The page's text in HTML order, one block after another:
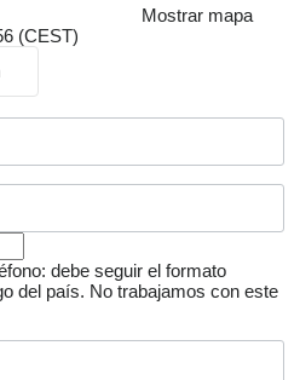
Mostrar mapa
(CEST)
debe seguir el formato
del país. No trabajamos con este